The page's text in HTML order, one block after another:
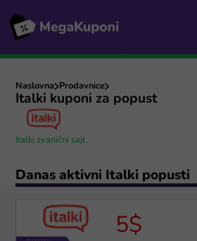
Naslovna Prodavnice
Italki kuponi za popust
Italki zvanični sajt
Danas aktivni Italki popusti
5$